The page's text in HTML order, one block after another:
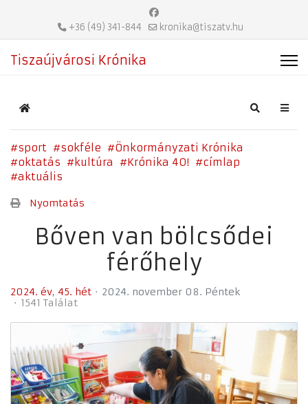
+36 (49) 341-844 kronika@tiszatv.hu
Tiszaújvárosi Krónika
Home Search
sport sokféle
Önkormányzati Krónika
oktatás
kultúra Krónika 40!
címlap
aktuális
Nyomtatás
Bőven van bölcsődei
férőhely
2024. év 45. hét
2024. november 08. Péntek
1541 Találat